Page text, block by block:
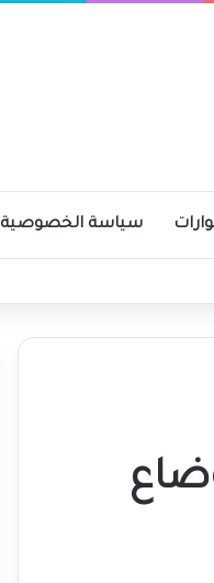
سياسة الخصوصية